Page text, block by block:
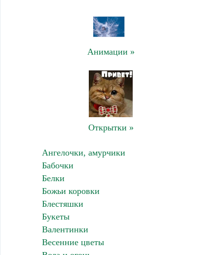
Анимации »
Открытки »
Ангелочки, амурчики
Бабочки
Белки
Божьи коровки
Блестяшки
Букеты
Валентинки
Весенние цветы